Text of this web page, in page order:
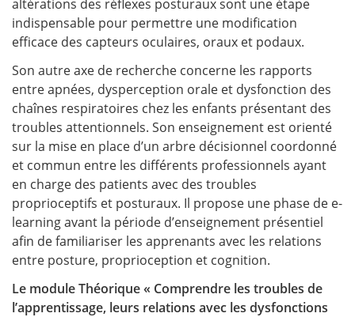
altérations des réflexes posturaux sont une étape
indispensable pour permettre une modification
efficace des capteurs oculaires, oraux et podaux.
Son autre axe de recherche concerne les rapports
entre apnées, dysperception orale et dysfonction des
chaînes respiratoires chez les enfants présentant des
troubles attentionnels. Son enseignement est orienté
sur la mise en place d’un arbre décisionnel coordonné
et commun entre les différents professionnels ayant
en charge des patients avec des troubles
proprioceptifs et posturaux. Il propose une phase de e-
learning avant la période d’enseignement présentiel
afin de familiariser les apprenants avec les relations
entre posture, proprioception et cognition.
Le module Théorique « Comprendre les troubles de
l’apprentissage, leurs relations avec les dysfonctions